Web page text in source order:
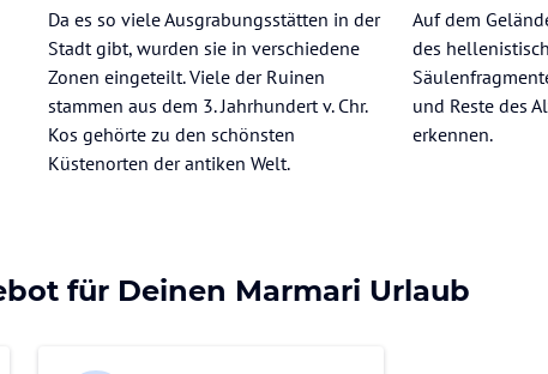
Da es so viele Ausgrabungsstätten in der
Stadt gibt, wurden sie in verschiedene
Zonen eingeteilt. Viele der Ruinen
stammen aus dem 3. Jahrhundert v. Chr.
Kos gehörte zu den schönsten
Küstenorten der antiken Welt.
Auf dem
des
und Reste des
erkennen.
für Deinen Marmari Urlaub